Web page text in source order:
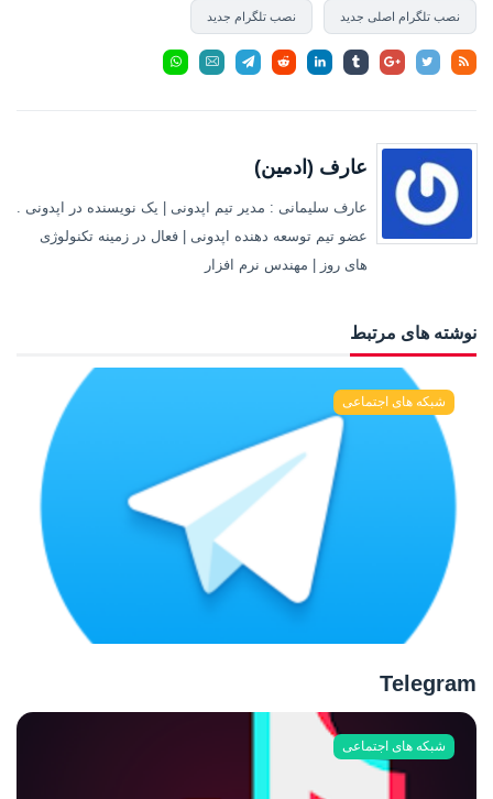
نصب تلگرام اصلی جدید نصب تلگرام جدید
عارف (ادمین)
عارف سلیمانی : مدیر تیم اپدونی | یک نویسنده در اپدونی .
عضو تیم توسعه دهنده اپدونی | فعال در زمینه تکنولوژی
های روز | مهندس نرم افزار
نوشته های مرتبط
شبکه های اجتماعی
Telegram
شبکه های اجتماعی